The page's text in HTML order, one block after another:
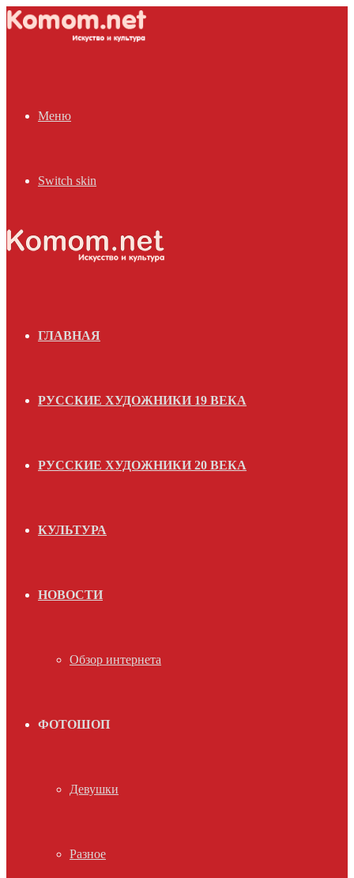
Меню
Switch skin
ГЛАВНАЯ
РУССКИЕ ХУДОЖНИКИ 19 ВЕКА
РУССКИЕ ХУДОЖНИКИ 20 ВЕКА
КУЛЬТУРА
НОВОСТИ
Обзор интернета
ФОТОШОП
Девушки
Разное